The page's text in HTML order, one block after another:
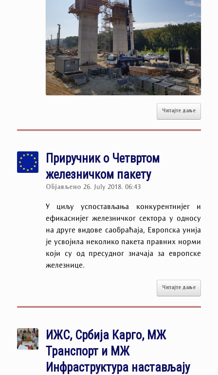
Читајте даље
Приручник о Четвртом
железничком пакету
Објављено 26. July 2018. 06:43
У циљу успостављања конкурентнијег и
ефикаснијег железничког сектора у односу
на друге видове саобраћаја, Европска унија
је усвојила неколико пакета правних норми
који су од пресудног значаја за европске
железнице.
Читајте даље
ИЖС, Србија Карго, МЖ
Транспорт и МЖ
Инфраструктура настављају